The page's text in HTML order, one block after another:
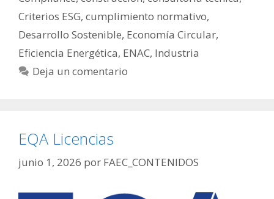
Criterios ESG, cumplimiento normativo,
Desarrollo Sostenible, Economía Circular,
Eficiencia Energética, ENAC, Industria
Deja un comentario
EQA Licencias
junio 1, 2026 por FAEC_CONTENIDOS